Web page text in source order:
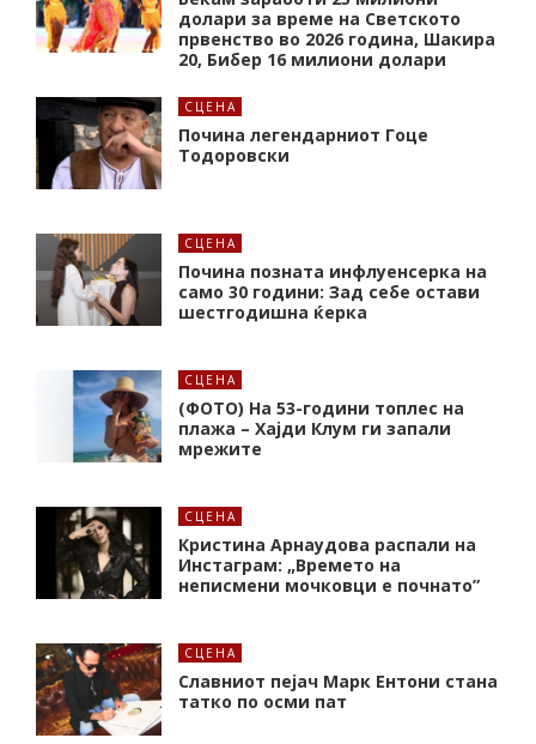
долари за време на Светското
првенство во 2026 година, Шакира
20, Бибер 16 милиони долари
СЦЕНА
Почина легендарниот Гоце
Тодоровски
СЦЕНА
Почина позната инфлуенсерка на
само 30 години: Зад себе остави
шестгодишна ќерка
СЦЕНА
(ФОТО) На 53-години топлес на
плажа – Хајди Клум ги запали
мрежите
СЦЕНА
Кристина Арнаудова распали на
Инстаграм: „Времето на
неписмени мочковци е почнато”
СЦЕНА
Славниот пејач Марк Ентони стана
татко по осми пат